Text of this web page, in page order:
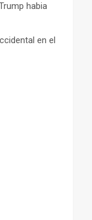
habia
en el